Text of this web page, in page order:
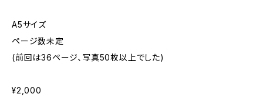
A5サイズ
ページ数未定
(前回は36ページ、写真50枚以上でした)
¥2,000